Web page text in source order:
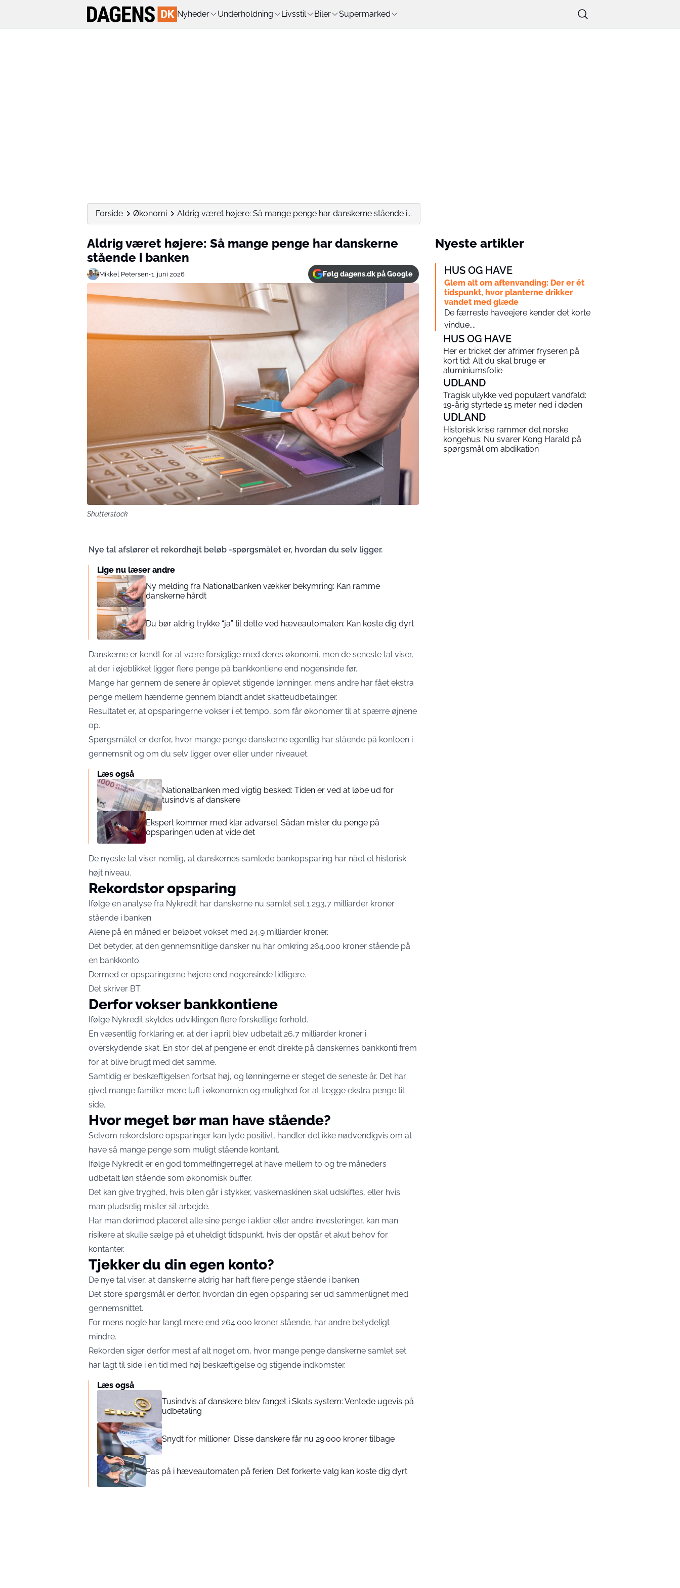
Nyheder Underholdning Livsstil Biler Supermarked
Forside Økonomi Aldrig været højere: Så mange penge har danskerne stående i...
Aldrig været højere: Så mange penge har danskerne
stående i banken
Mikkel Petersen•1. juni 2026 Følg dagens.dk på Google
Shutterstock
Nye tal afslører et rekordhøjt beløb -spørgsmålet er, hvordan du selv ligger.
Lige nu læser andre
Ny melding fra Nationalbanken vækker bekymring: Kan ramme
danskerne hårdt
Du bør aldrig trykke “ja” til dette ved hæveautomaten: Kan koste dig dyrt
Danskerne er kendt for at være forsigtige med deres økonomi, men de seneste tal viser,
at der i øjeblikket ligger flere penge på bankkontiene end nogensinde før.
Mange har gennem de senere år oplevet stigende lønninger, mens andre har fået ekstra
penge mellem hænderne gennem blandt andet skatteudbetalinger.
Resultatet er, at opsparingerne vokser i et tempo, som får økonomer til at spærre øjnene
op.
Spørgsmålet er derfor, hvor mange penge danskerne egentlig har stående på kontoen i
gennemsnit og om du selv ligger over eller under niveauet.
Læs også
Nationalbanken med vigtig besked: Tiden er ved at løbe ud for
tusindvis af danskere
Ekspert kommer med klar advarsel: Sådan mister du penge på
opsparingen uden at vide det
De nyeste tal viser nemlig, at danskernes samlede bankopsparing har nået et historisk
højt niveau.
Rekordstor opsparing
Ifølge en analyse fra Nykredit har danskerne nu samlet set 1.293,7 milliarder kroner
stående i banken.
Alene på én måned er beløbet vokset med 24,9 milliarder kroner.
Det betyder, at den gennemsnitlige dansker nu har omkring 264.000 kroner stående på
en bankkonto.
Dermed er opsparingerne højere end nogensinde tidligere.
Det skriver BT.
Derfor vokser bankkontiene
Ifølge Nykredit skyldes udviklingen flere forskellige forhold.
En væsentlig forklaring er, at der i april blev udbetalt 26,7 milliarder kroner i
overskydende skat. En stor del af pengene er endt direkte på danskernes bankkonti frem
for at blive brugt med det samme.
Samtidig er beskæftigelsen fortsat høj, og lønningerne er steget de seneste år. Det har
givet mange familier mere luft i økonomien og mulighed for at lægge ekstra penge til
side.
Hvor meget bør man have stående?
Selvom rekordstore opsparinger kan lyde positivt, handler det ikke nødvendigvis om at
have så mange penge som muligt stående kontant.
Ifølge Nykredit er en god tommelfingerregel at have mellem to og tre måneders
udbetalt løn stående som økonomisk buffer.
Det kan give tryghed, hvis bilen går i stykker, vaskemaskinen skal udskiftes, eller hvis
man pludselig mister sit arbejde.
Har man derimod placeret alle sine penge i aktier eller andre investeringer, kan man
risikere at skulle sælge på et uheldigt tidspunkt, hvis der opstår et akut behov for
kontanter.
Tjekker du din egen konto?
De nye tal viser, at danskerne aldrig har haft flere penge stående i banken.
Det store spørgsmål er derfor, hvordan din egen opsparing ser ud sammenlignet med
gennemsnittet.
For mens nogle har langt mere end 264.000 kroner stående, har andre betydeligt
mindre.
Rekorden siger derfor mest af alt noget om, hvor mange penge danskerne samlet set
har lagt til side i en tid med høj beskæftigelse og stigende indkomster.
Læs også
Tusindvis af danskere blev fanget i Skats system: Ventede ugevis på
udbetaling
Snydt for millioner: Disse danskere får nu 29.000 kroner tilbage
Pas på i hæveautomaten på ferien: Det forkerte valg kan koste dig dyrt
Nyeste artikler
HUS OG HAVE
Glem alt om aftenvanding: Der er ét
tidspunkt, hvor planterne drikker
vandet med glæde
De færreste haveejere kender det korte
vindue....
HUS OG HAVE
Her er tricket der afrimer fryseren på
kort tid: Alt du skal bruge er
aluminiumsfolie
UDLAND
Tragisk ulykke ved populært vandfald:
19-årig styrtede 15 meter ned i døden
UDLAND
Historisk krise rammer det norske
kongehus: Nu svarer Kong Harald på
spørgsmål om abdikation